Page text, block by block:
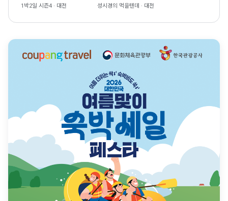
1박2일 시즌4 · 대전 성시경의 먹을텐데 · 대전